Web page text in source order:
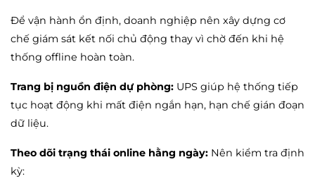
Để vận hành ổn định, doanh nghiệp nên xây dựng cơ
chế giám sát kết nối chủ động thay vì chờ đến khi hệ
thống offline hoàn toàn.
Trang bị nguồn điện dự phòng: UPS giúp hệ thống tiếp
tục hoạt động khi mất điện ngắn hạn, hạn chế gián đoạn
dữ liệu.
Theo dõi trạng thái online hằng ngày: Nên kiểm tra định
kỳ: